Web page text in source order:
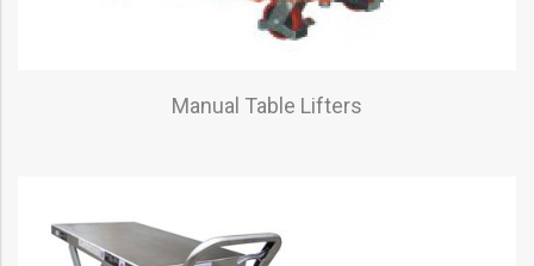
Manual Table Lifters